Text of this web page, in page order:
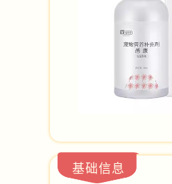
基础信息